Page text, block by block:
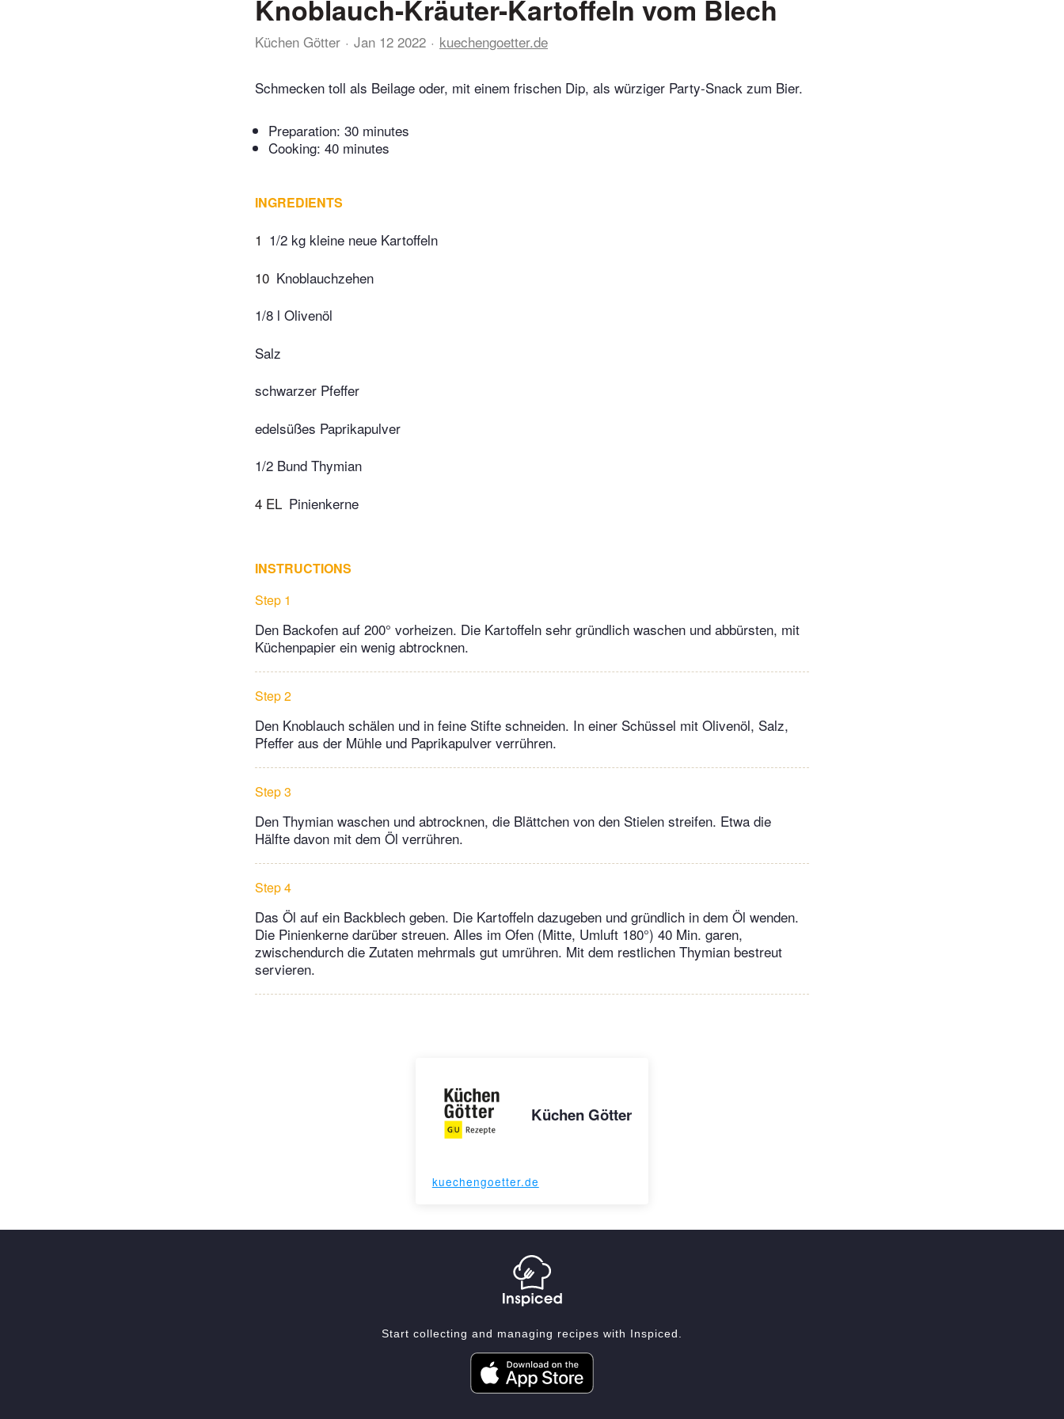
Knoblauch-Kräuter-Kartoffeln vom Blech
Küchen Götter Jan 12 2022 kuechengoetter.de
Schmecken toll als Beilage oder, mit einem frischen Dip, als würziger Party-Snack zum Bier.
Preparation: 30 minutes
Cooking: 40 minutes
INGREDIENTS
1 1/2 kg kleine neue Kartoffeln
10 Knoblauchzehen
1/8 l Olivenöl
Salz
schwarzer Pfeffer
edelsüßes Paprikapulver
1/2 Bund Thymian
4 EL Pinienkerne
INSTRUCTIONS
Step 1
Den Backofen auf 200° vorheizen. Die Kartoffeln sehr gründlich waschen und abbürsten, mit
Küchenpapier ein wenig abtrocknen.
Step 2
Den Knoblauch schälen und in feine Stifte schneiden. In einer Schüssel mit Olivenöl, Salz,
Pfeffer aus der Mühle und Paprikapulver verrühren.
Step 3
Den Thymian waschen und abtrocknen, die Blättchen von den Stielen streifen. Etwa die
Hälfte davon mit dem Öl verrühren.
Step 4
Das Öl auf ein Backblech geben. Die Kartoffeln dazugeben und gründlich in dem Öl wenden.
Die Pinienkerne darüber streuen. Alles im Ofen (Mitte, Umluft 180°) 40 Min. garen,
zwischendurch die Zutaten mehrmals gut umrühren. Mit dem restlichen Thymian bestreut
servieren.
Küchen Götter
kuechengoetter.de
Start collecting and managing recipes with Inspiced.